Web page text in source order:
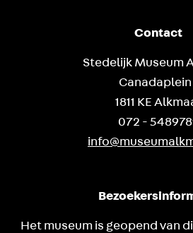
Contact
Stedelijk Museum
Canadaplein
1811 KE
072 -
Het museum is geopend van